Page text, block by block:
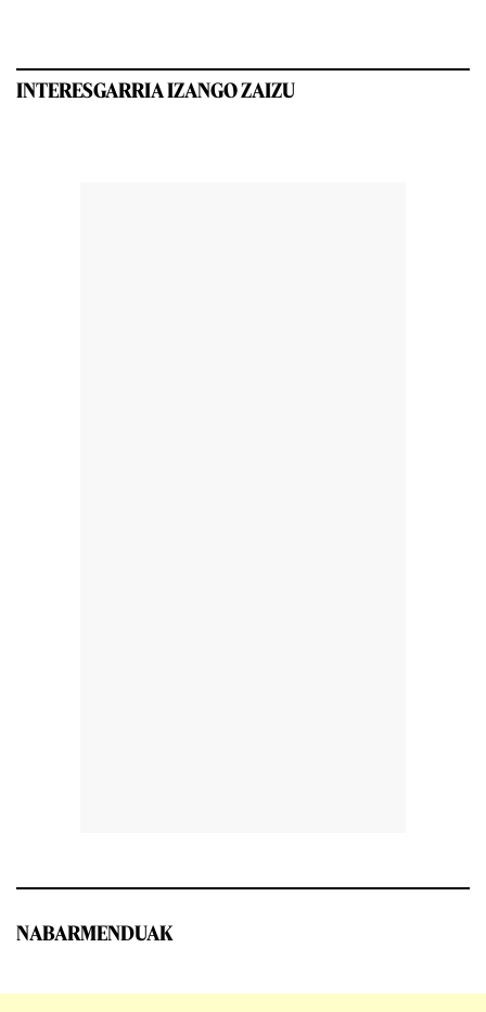
INTERESGARRIA IZANGO ZAIZU
NABARMENDUAK